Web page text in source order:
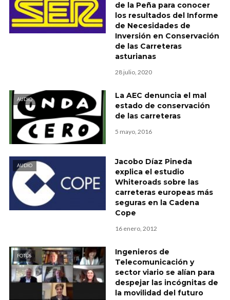
de la Peña para conocer
los resultados del Informe
de Necesidades de
Inversión en Conservación
de las Carreteras
asturianas
28 julio, 2020
AUDIO
La AEC denuncia el mal
estado de conservación
de las carreteras
5 mayo, 2016
AUDIO
Jacobo Díaz Pineda
explica el estudio
Whiteroads sobre las
carreteras europeas más
seguras en la Cadena
Cope
16 enero, 2012
FOTOS
Ingenieros de
Telecomunicación y
sector viario se alían para
despejar las incógnitas de
la movilidad del futuro